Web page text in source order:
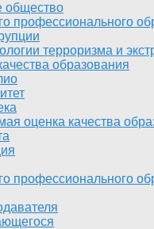
общество
профессионального
терроризма и
образования
оценка качества
профессионального